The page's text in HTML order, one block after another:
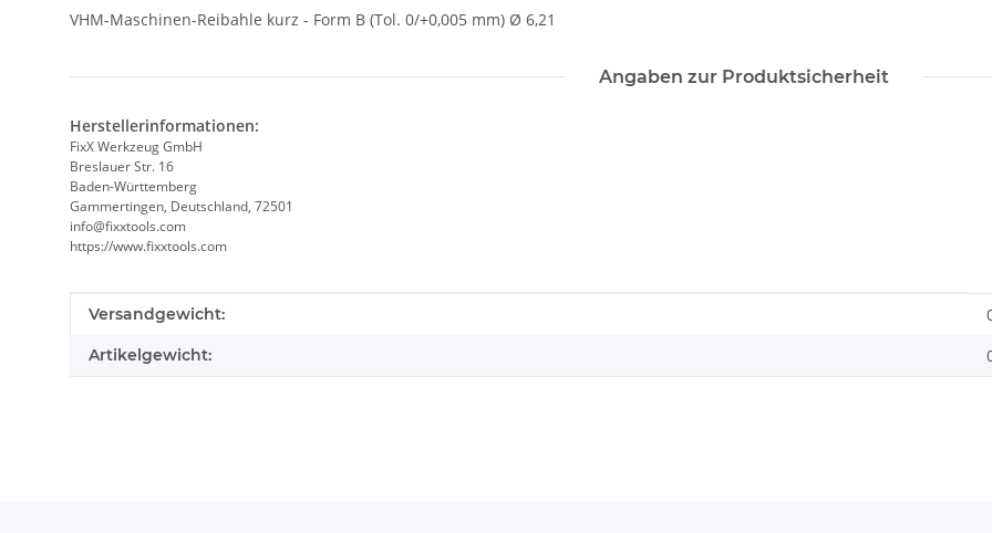
VHM-Maschinen-Reibahle kurz - Form B (Tol. 0/+0,005 mm) Ø 6,21
Angaben zur Produktsicherheit
Herstellerinformationen:
FixX Werkzeug GmbH
Breslauer Str. 16
Baden-Württemberg
Gammertingen, Deutschland, 72501
info@fixxtools.com
https://www.fixxtools.com
Produkteigenschaft
Wert
Versandgewicht:
Artikelgewicht: